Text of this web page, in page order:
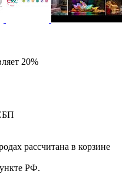
20%
рассчитана в корзине
РФ.